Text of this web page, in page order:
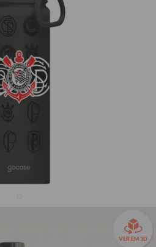
VER EM 3D
Ebook - Corinthians -